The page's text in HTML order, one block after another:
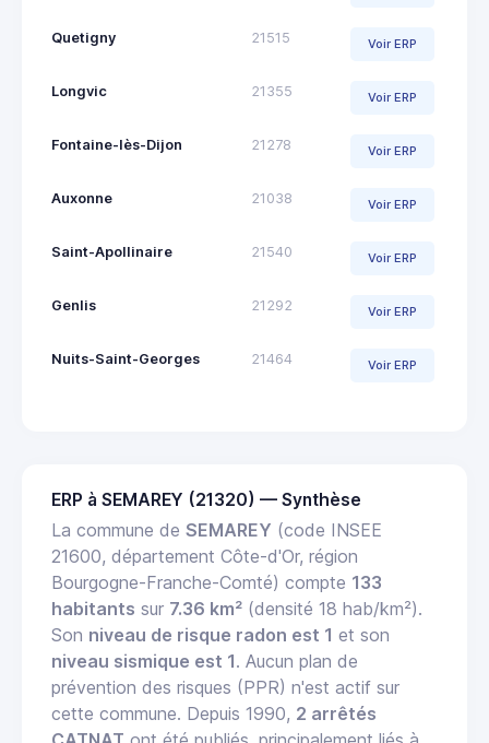
Quetigny 21515 Voir ERP
Longvic 21355 Voir ERP
Fontaine-lès-Dijon 21278 Voir ERP
Auxonne 21038 Voir ERP
Saint-Apollinaire 21540 Voir ERP
Genlis 21292 Voir ERP
Nuits-Saint-Georges 21464 Voir ERP
ERP à SEMAREY (21320) — Synthèse
La commune de SEMAREY (code INSEE
21600, département Côte-d'Or, région
Bourgogne-Franche-Comté) compte 133
habitants sur 7.36 km² (densité 18 hab/km²).
Son niveau de risque radon est 1 et son
niveau sismique est 1. Aucun plan de
prévention des risques (PPR) n'est actif sur
cette commune. Depuis 1990, 2 arrêtés